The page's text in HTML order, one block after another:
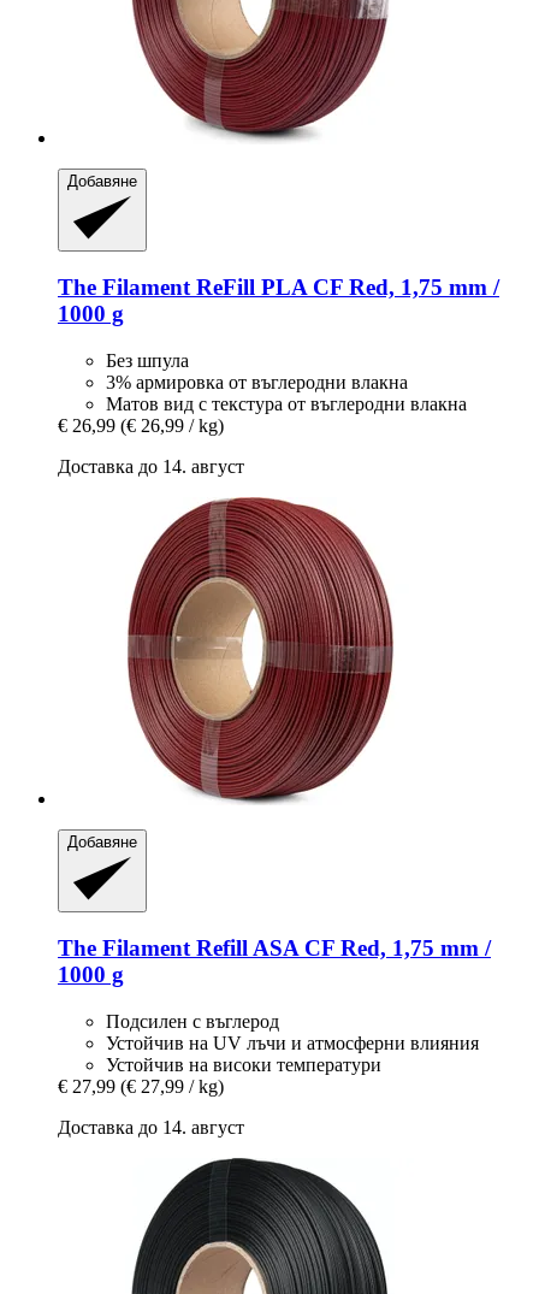
Добавяне
The Filament ReFill PLA CF Red, 1,75 mm /
1000 g
Без шпула
3% армировка от въглеродни влакна
Матов вид с текстура от въглеродни влакна
€ 26,99 (€ 26,99 / kg)
Доставка до 14. август
Добавяне
The Filament Refill ASA CF Red, 1,75 mm /
1000 g
Подсилен с въглерод
Устойчив на UV лъчи и атмосферни влияния
Устойчив на високи температури
€ 27,99 (€ 27,99 / kg)
Доставка до 14. август